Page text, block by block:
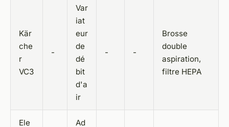
Kär
che
r
VC3
-
Var
iat
eur
de
dé
bit
d'a
ir
- -
Brosse
double
aspiration,
filtre HEPA
Ele
Ad